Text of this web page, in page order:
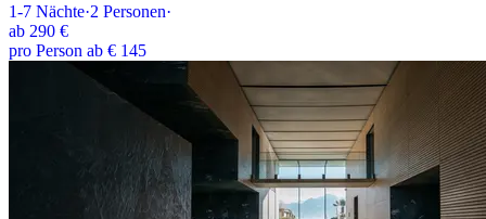
1-7 Nächte·2 Personen·
ab 290 €
pro Person ab € 145